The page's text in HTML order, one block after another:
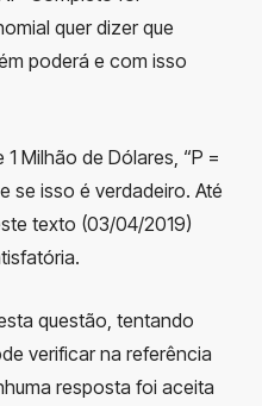
quer dizer que
poderá e com isso
Milhão de Dólares, “P =
se isso é verdadeiro. Até
texto (03/04/2019)
questão, tentando
verificar na referência
resposta foi aceita